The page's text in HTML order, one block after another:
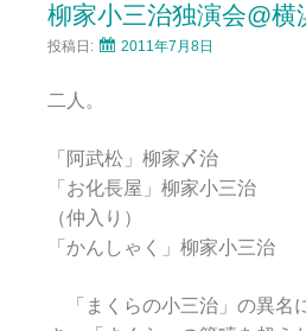
柳家小三治独演会@
投稿日: 2011年7月8日
二人。
「阿武松」柳家〆治
「お化長屋」柳家小三治
（仲入り）
「かんしゃく」柳家小三治
「まくらの小三治」の異名